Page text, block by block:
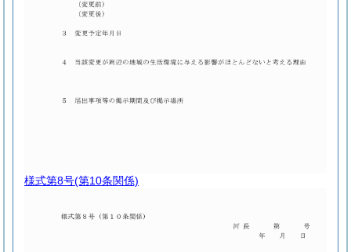
様式第8号(第10条関係)